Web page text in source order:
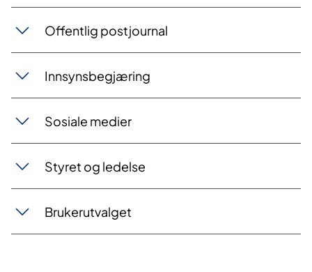
Offentlig postjournal
Innsynsbegjæring
Sosiale medier
Styret og ledelse
Brukerutvalget